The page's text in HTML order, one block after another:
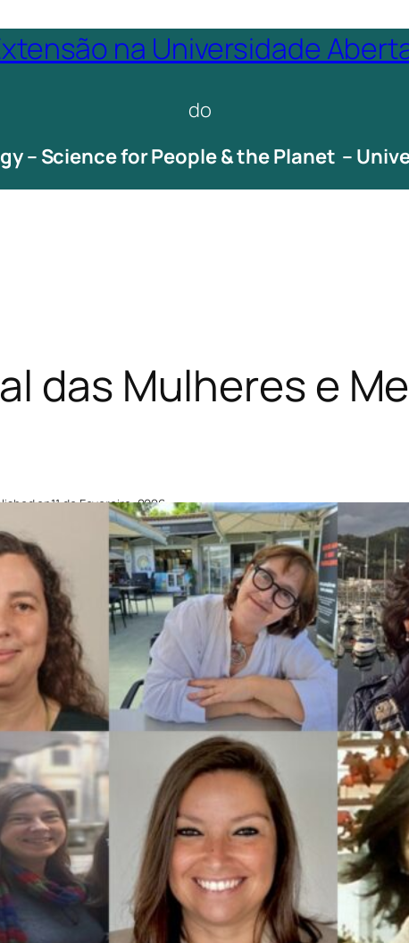
na Universidade
do
– Science for People & the Planet –
das Mulheres e
on11 de Fevereiro, 2026
Hoje celebramos todas as mulheres e
mais justa, plural e transformadora.
hoje o Dia Internacional das
o papel fundamental das
da sociedade.
o contributo das investigadoras do
Ambiental”, integrado no
& the Planet ,Laboratório Associado
na
Universidade Aberta de Portugal.
diferentes áreas de investigação, estas
alargar as fronteiras do conhecimento e
e socialmente relevante.